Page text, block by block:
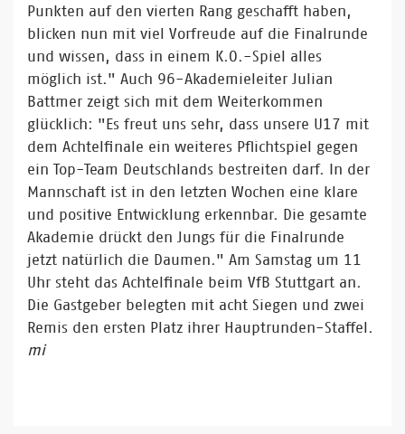
Punkten auf den vierten Rang geschafft haben,
blicken nun mit viel Vorfreude auf die Finalrunde
und wissen, dass in einem K.O.-Spiel alles
möglich ist." Auch 96-Akademieleiter Julian
Battmer zeigt sich mit dem Weiterkommen
glücklich: "Es freut uns sehr, dass unsere U17 mit
dem Achtelfinale ein weiteres Pflichtspiel gegen
ein Top-Team Deutschlands bestreiten darf. In der
Mannschaft ist in den letzten Wochen eine klare
und positive Entwicklung erkennbar. Die gesamte
Akademie drückt den Jungs für die Finalrunde
jetzt natürlich die Daumen." Am Samstag um 11
Uhr steht das Achtelfinale beim VfB Stuttgart an.
Die Gastgeber belegten mit acht Siegen und zwei
Remis den ersten Platz ihrer Hauptrunden-Staffel.
mi